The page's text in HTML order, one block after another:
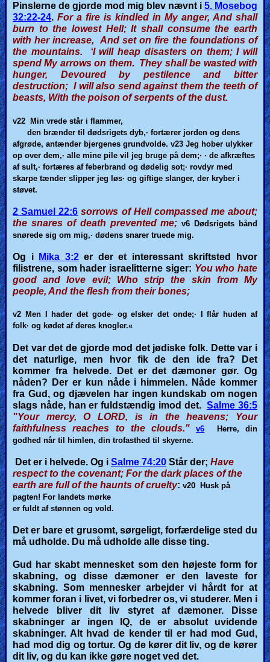
Pinslerne de gjorde mod mig blev nævnt i 5. Mosebog
32:22-24. For a fire is kindled in My anger, And shall
burn to the lowest Hell; It shall consume the earth
with her increase, And set on fire the foundations of
the mountains. ‘I will heap disasters on them; I will
spend My arrows on them. They shall be wasted with
hunger, Devoured by pestilence and bitter
destruction; I will also send against them the teeth of
beasts, With the poison of serpents of the dust.
v22 Min vrede står i flammer,
den brænder til dødsrigets dyb,· fortærer jorden og dens
afgrøde, antænder bjergenes grundvolde. v23 Jeg hober ulykker
op over dem,· alle mine pile vil jeg bruge på dem;· · de afkræftes
af sult,· fortæres af feberbrand og dødelig sot;· rovdyr med
skarpe tænder slipper jeg løs· og giftige slanger, der kryber i
støvet.
2 Samuel 22:6 sorrows of Hell compassed me about;
the snares of death prevented me; v6 Dødsrigets bånd
snørede sig om mig,· dødens snarer truede mig.
Og i Mika 3:2er der et interessant skriftsted hvor
filistrene, som hader israelitterne siger: You who hate
good and love evil; Who strip the skin from My
people, And the flesh from their bones;
v2 MenI hader det gode· og elsker det onde;· I flår huden af
folk· og kødet af deres knogler.«
Det var det de gjorde mod det jødiske folk. Dette var i
det naturlige, men hvor fik de den ide fra? Det
kommer fra helvede. Det er det dæmoner gør. Og
nåden? Der er kun nåde i himmelen. Nåde kommer
fra Gud, og djævelen har ingen kundskab om nogen
slags nåde, han er fuldstændig imod det.Salme 36:5
"Your mercy, O LORD, is in the heavens; Your
faithfulness reaches to the clouds."
v6 Herre, din
godhed når til himlen, din trofasthed til skyerne.
Det er i helvede. Og i Salme 74:20 Står der; Have
respect to the covenant; For the dark places of the
earth are full of the haunts of cruelty: v20 Husk på
pagten! For landets mørke
er fuldt af stønnen og vold.
Det er bare et grusomt, sørgeligt, forfærdelige sted du
må udholde. Du må udholde alle disse ting.
Gud har skabt mennesket som den højeste form for
skabning, og disse dæmoner er den laveste for
skabning. Som mennesker arbejder vi hårdt for at
kommer foran i livet, vi forbedrer os, vi studerer. Men i
helvede bliver dit liv styret af dæmoner. Disse
skabninger ar ingen IQ, de er absolut uvidende
skabninger. Alt hvad de kender til er had mod Gud,
had mod dig og tortur. Og de kører dit liv, og de kører
dit liv, og du kan ikke gøre noget ved det.